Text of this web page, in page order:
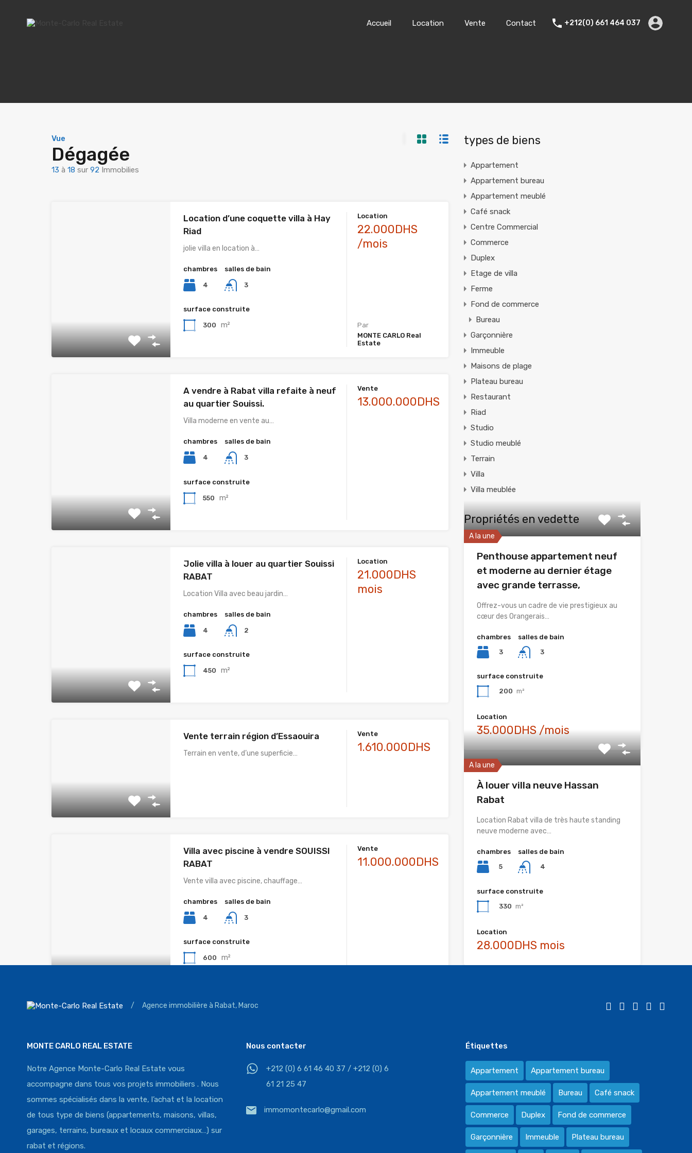
Accueil Location Vente Contact
Accueil Location Vente Contact +212(0) 661 464 037
Vue
Dégagée
13 à 18 sur 92 Immobilies
Location d’une coquette villa à Hay
Riad
jolie villa en location à…
chambres
4
salles de bain
3
surface construite
300 m²
Location
22.000DHS
/mois
Par
MONTE CARLO Real
Estate
A vendre à Rabat villa refaite à neuf
au quartier Souissi.
Villa moderne en vente au…
chambres
4
salles de bain
3
surface construite
550 m²
Vente
13.000.000DHS
Jolie villa à louer au quartier Souissi
RABAT
Location Villa avec beau jardin…
chambres
4
salles de bain
2
surface construite
450 m²
Location
21.000DHS
mois
Vente terrain région d’Essaouira
Terrain en vente, d’une superficie…
Vente
1.610.000DHS
Villa avec piscine à vendre SOUISSI
RABAT
Vente villa avec piscine, chauffage…
chambres
4
salles de bain
3
surface construite
600 m²
Vente
11.000.000DHS
salles de bain
surface construite
785 m²
types de biens
Appartement
Appartement bureau
Appartement meublé
Café snack
Centre Commercial
Commerce
Duplex
Etage de villa
Ferme
Fond de commerce
Bureau
Garçonnière
Immeuble
Maisons de plage
Plateau bureau
Restaurant
Riad
Studio
Studio meublé
Terrain
Villa
Villa meublée
Propriétés en vedette
A la une
Penthouse appartement neuf
et moderne au dernier étage
avec grande terrasse,
Offrez-vous un cadre de vie prestigieux au
cœur des Orangerais…
chambres
3
salles de bain
3
surface construite
200 m²
Location
35.000DHS /mois
A la une
À louer villa neuve Hassan
Rabat
Location Rabat villa de très haute standing
neuve moderne avec…
chambres
5
salles de bain
4
surface construite
330 m²
Location
28.000DHS mois
/ Agence immobilière à Rabat, Maroc
MONTE CARLO REAL ESTATE
Notre Agence Monte-Carlo Real Estate vous
accompagne dans tous vos projets immobiliers . Nous
sommes spécialisés dans la vente, l’achat et la location
de tous type de biens (appartements, maisons, villas,
garages, terrains, bureaux et locaux commerciaux…) sur
rabat et régions.
Nous contacter
+212 (0) 6 61 46 40 37 / +212 (0) 6
61 21 25 47
immomontecarlo@gmail.com
Étiquettes
Appartement Appartement bureau
Appartement meublé Bureau Café snack
Commerce Duplex Fond de commerce
Garçonnière Immeuble Plateau bureau